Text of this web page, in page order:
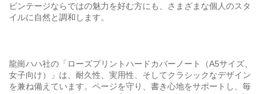
ビンテージならではの魅力を好む方にも、さまざまな個人のスタ
イルに自然と調和します。
龍崗ハハ社の「ローズプリントハードカバーノート（A5サイズ、
女子向け）」は、耐久性、実用性、そしてクラシックなデザイン
を兼ね備えています。ページを守り、書き心地をサポートし、毎